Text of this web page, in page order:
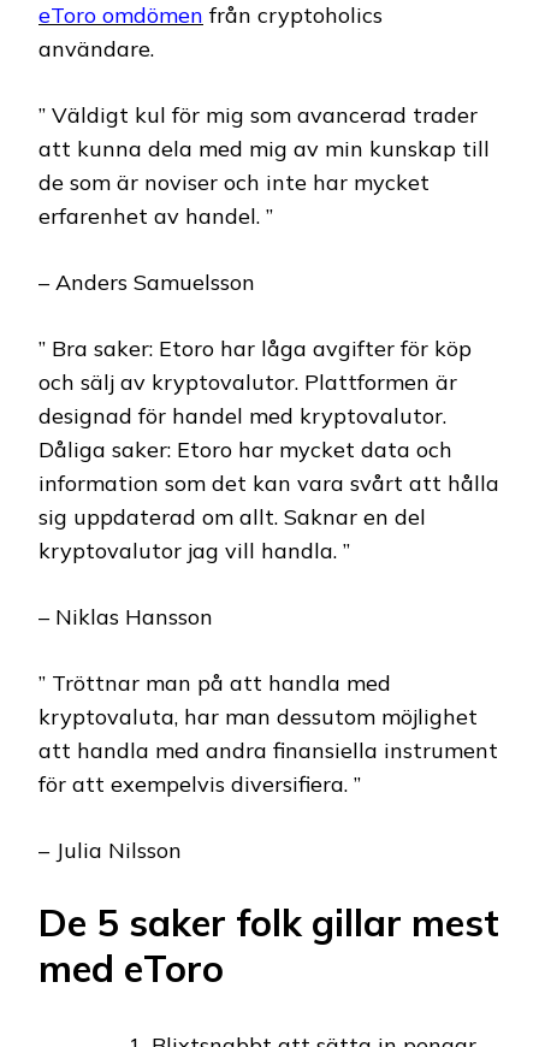
eToro omdömen från cryptoholics
användare.
” Väldigt kul för mig som avancerad trader
att kunna dela med mig av min kunskap till
de som är noviser och inte har mycket
erfarenhet av handel. ”
– Anders Samuelsson
” Bra saker: Etoro har låga avgifter för köp
och sälj av kryptovalutor. Plattformen är
designad för handel med kryptovalutor.
Dåliga saker: Etoro har mycket data och
information som det kan vara svårt att hålla
sig uppdaterad om allt. Saknar en del
kryptovalutor jag vill handla. ”
– Niklas Hansson
” Tröttnar man på att handla med
kryptovaluta, har man dessutom möjlighet
att handla med andra finansiella instrument
för att exempelvis diversifiera. ”
– Julia Nilsson
De 5 saker folk gillar mest
med eToro